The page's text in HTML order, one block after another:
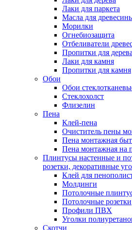
Лаки для паркета
Масла для
Морилки
Огнебиозащита
Отбеливатели
Пропитки для дерева
Лаки для камня
Пропитки для камня
Обои
Обои
Стеклохолст
Флизелин
Пена
Клей-пена
Очиститель пены
Пена монтажная
Пена монтажная на
Плинтусы настенные и
розетки, декоративные
Клей для
Молдинги
Потолочные
Потолочные розетки
Профили ПВХ
Уголки
Скотчи